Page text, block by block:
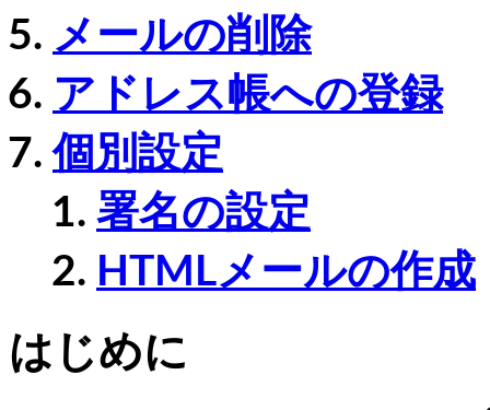
メールの削除
アドレス帳への登録
個別設定
署名の設定
HTMLメールの作成
はじめに